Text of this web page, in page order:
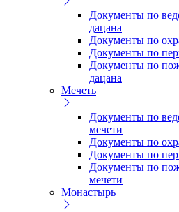
Документы по
дацана
Документы по
Документы по
Документы по
дацана
Мечеть
Документы по
мечети
Документы по
Документы по
Документы по
мечети
Монастырь